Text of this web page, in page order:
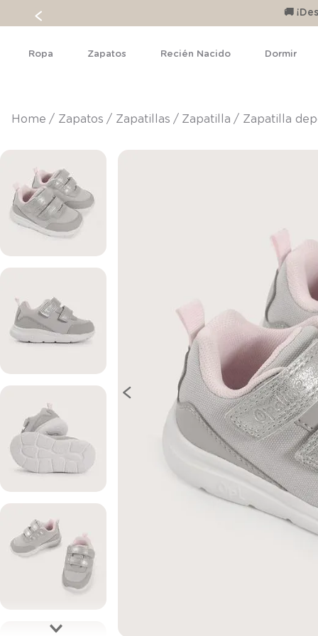
🚚
Ropa Zapatos Recién Nacido Dormir
zapatos zapatillas zapatilla Zapatilla